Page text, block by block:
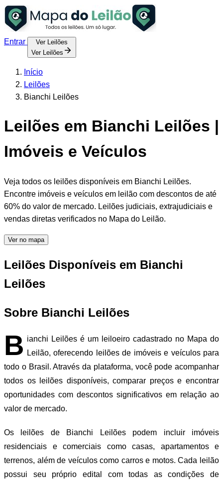
Entrar
Ver Leilões
Ver Leilões
Início
Leilões
Bianchi Leilões
Leilões em Bianchi Leilões |
Imóveis e Veículos
Veja todos os leilões disponíveis em Bianchi Leilões.
Encontre imóveis e veículos em leilão com descontos de até
60% do valor de mercado. Leilões judiciais, extrajudiciais e
vendas diretas verificados no Mapa do Leilão.
Ver no mapa
Leilões Disponíveis em Bianchi
Leilões
Sobre Bianchi Leilões
B ianchi Leilões é um leiloeiro cadastrado no Mapa do
Leilão, oferecendo leilões de imóveis e veículos para
todo o Brasil. Através da plataforma, você pode acompanhar
todos os leilões disponíveis, comparar preços e encontrar
oportunidades com descontos significativos em relação ao
valor de mercado.
Os leilões de Bianchi Leilões podem incluir imóveis
residenciais e comerciais como casas, apartamentos e
terrenos, além de veículos como carros e motos. Cada leilão
possui seu próprio edital com todas as condições de